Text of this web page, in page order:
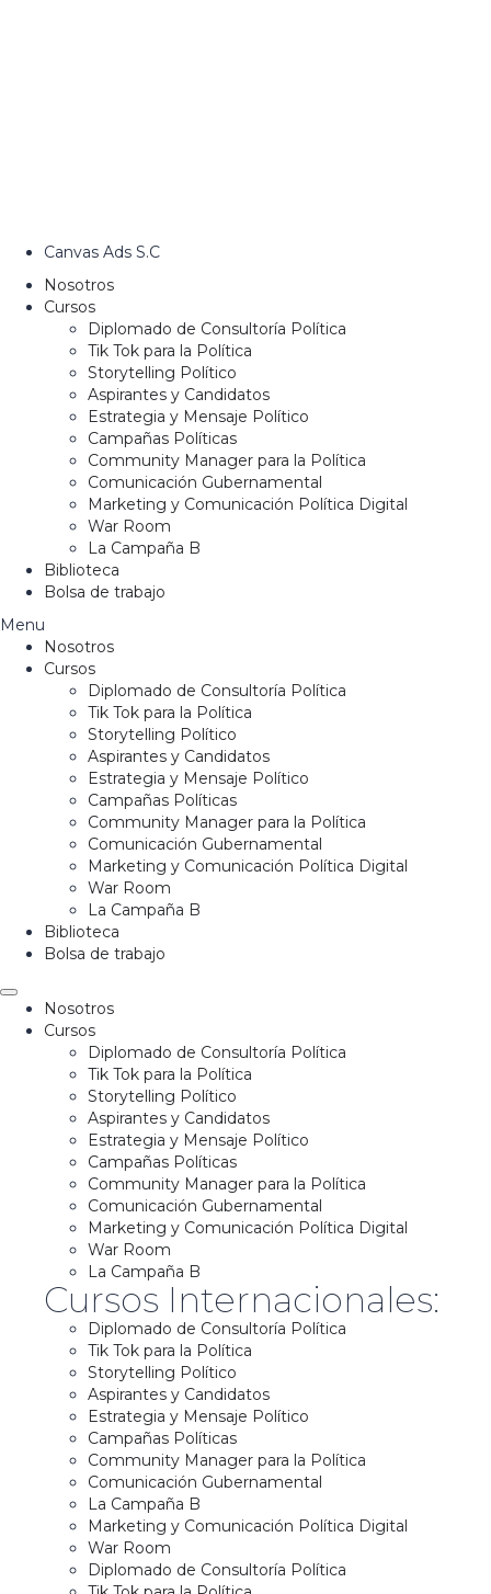
Canvas Ads S.C
Nosotros
Cursos
Diplomado de Consultoría Política
Tik Tok para la Política
Storytelling Político
Aspirantes y Candidatos
Estrategia y Mensaje Político
Campañas Políticas
Community Manager para la Política
Comunicación Gubernamental
Marketing y Comunicación Política Digital
War Room
La Campaña B
Biblioteca
Bolsa de trabajo
Menu
Nosotros
Cursos
Diplomado de Consultoría Política
Tik Tok para la Política
Storytelling Político
Aspirantes y Candidatos
Estrategia y Mensaje Político
Campañas Políticas
Community Manager para la Política
Comunicación Gubernamental
Marketing y Comunicación Política Digital
War Room
La Campaña B
Biblioteca
Bolsa de trabajo
Nosotros
Cursos
Diplomado de Consultoría Política
Tik Tok para la Política
Storytelling Político
Aspirantes y Candidatos
Estrategia y Mensaje Político
Campañas Políticas
Community Manager para la Política
Comunicación Gubernamental
Marketing y Comunicación Política Digital
War Room
La Campaña B
Cursos Internacionales:
Diplomado de Consultoría Política
Tik Tok para la Política
Storytelling Político
Aspirantes y Candidatos
Estrategia y Mensaje Político
Campañas Políticas
Community Manager para la Política
Comunicación Gubernamental
La Campaña B
Marketing y Comunicación Política Digital
War Room
Diplomado de Consultoría Política